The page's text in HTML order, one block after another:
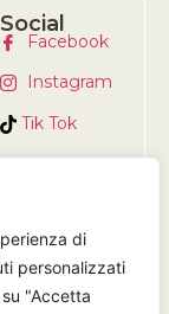
di
personalizzati
"Accetta
Social
Facebook
Instagram
Tik Tok